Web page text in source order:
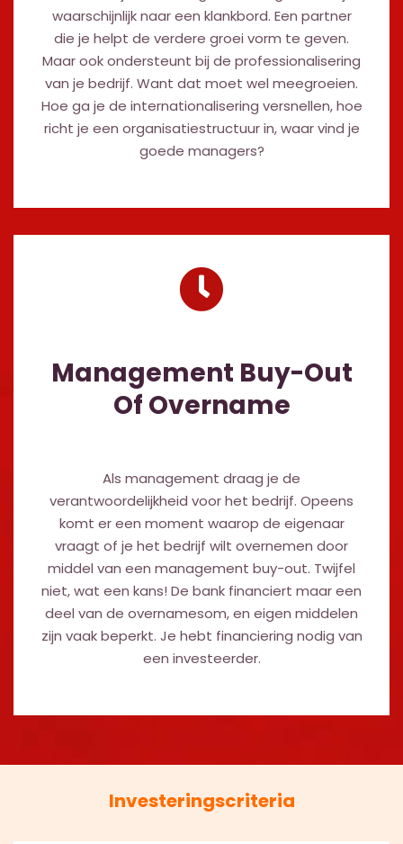
waarschijnlijk naar een klankbord. Een partner
die je helpt de verdere groei vorm te geven.
Maar ook ondersteunt bij de professionalisering
van je bedrijf. Want dat moet wel meegroeien.
Hoe ga je de internationalisering versnellen, hoe
richt je een organisatiestructuur in, waar vind je
goede managers?
Management Buy-Out
Of Overname
Als management draag je de
verantwoordelijkheid voor het bedrijf. Opeens
komt er een moment waarop de eigenaar
vraagt of je het bedrijf wilt overnemen door
middel van een management buy-out. Twijfel
niet, wat een kans! De bank financiert maar een
deel van de overnamesom, en eigen middelen
zijn vaak beperkt. Je hebt financiering nodig van
een investeerder.
Investeringscriteria